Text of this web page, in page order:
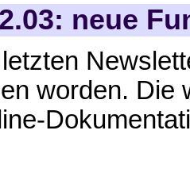
neue
worden. Die